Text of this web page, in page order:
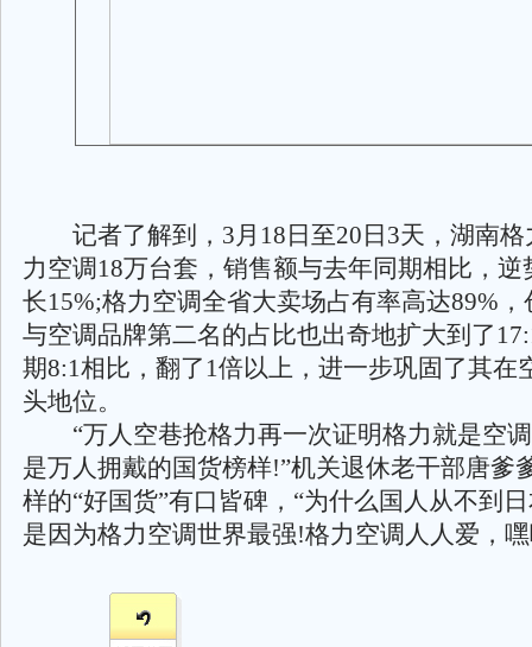
记者了解到，3月18日至20日3天，湖南格
力空调18万台套，销售额与去年同期相比，逆
长15%;格力空调全省大卖场占有率高达89%
与空调品牌第二名的占比也出奇地扩大到了
期8:1相比，翻了1倍以上，进一步巩固了其在
头地位。
“万人空巷抢格力再一次证明格力就是空
是万人拥戴的国货榜样!”机关退休老干部唐爹
样的“好国货”有口皆碑，“为什么国人从不到
是因为格力空调世界最强!格力空调人人爱，